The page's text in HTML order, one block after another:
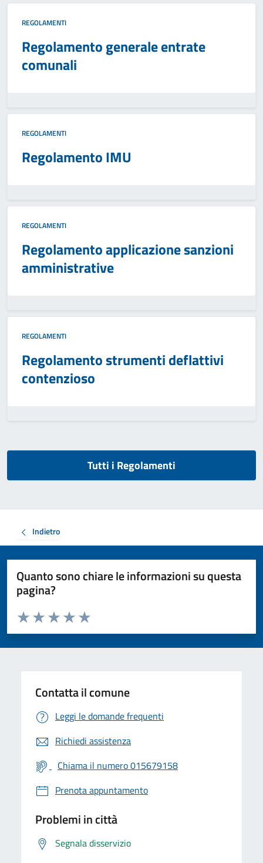
REGOLAMENTI
Regolamento generale entrate
comunali
REGOLAMENTI
Regolamento IMU
REGOLAMENTI
Regolamento applicazione sanzioni
amministrative
REGOLAMENTI
Regolamento strumenti deflattivi
contenzioso
Tutti i Regolamenti
Indietro
Quanto sono chiare le informazioni su questa
pagina?
Valuta da 1 a 5 stelle la pagina
Valuta 5 stelle su 5
Valuta 4 stelle su 5
Valuta 3 stelle su 5
Valuta 2 stelle su 5
Valuta 1 stelle su 5
Contatta il comune
Leggi le domande frequenti
Richiedi assistenza
Chiama il numero 015679158
Prenota appuntamento
Problemi in città
Segnala disservizio